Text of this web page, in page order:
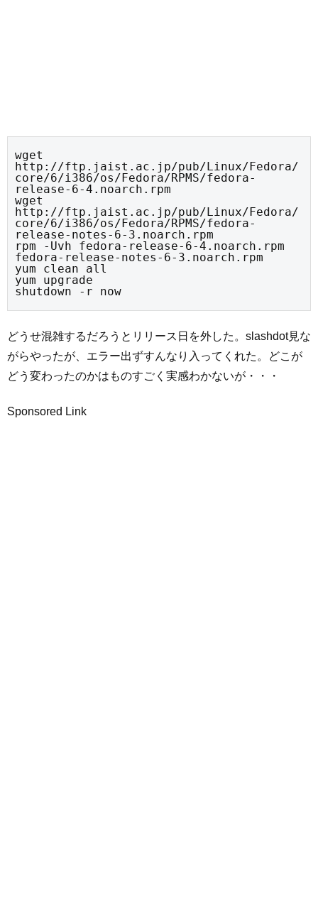
wget
http://ftp.jaist.ac.jp/pub/Linux/Fedora/
core/6/i386/os/Fedora/RPMS/fedora-
release-6-4.noarch.rpm
wget
http://ftp.jaist.ac.jp/pub/Linux/Fedora/
core/6/i386/os/Fedora/RPMS/fedora-
release-notes-6-3.noarch.rpm
rpm -Uvh fedora-release-6-4.noarch.rpm
fedora-release-notes-6-3.noarch.rpm
yum clean all
yum upgrade
shutdown -r now
どうせ混雑するだろうとリリース日を外した。slashdot見な
がらやったが、エラー出ずすんなり入ってくれた。どこが
どう変わったのかはものすごく実感わかないが・・・
Sponsored Link